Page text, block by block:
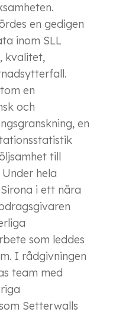
en gedigen
inom SLL
kvalitet,
en
och
en
till
hela
i ett nära
som leddes
I rådgivningen
team med
Setterwalls